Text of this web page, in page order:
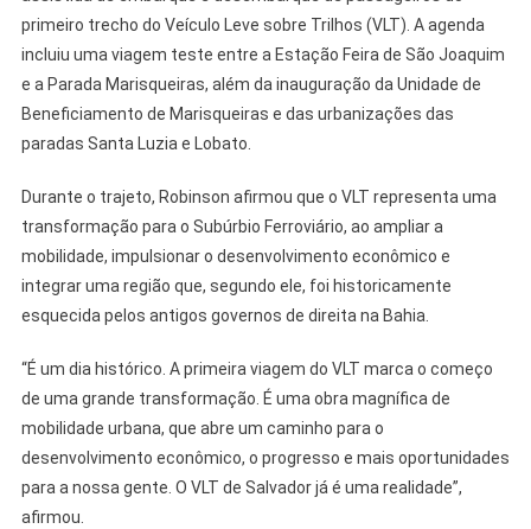
primeiro trecho do Veículo Leve sobre Trilhos (VLT). A agenda
incluiu uma viagem teste entre a Estação Feira de São Joaquim
e a Parada Marisqueiras, além da inauguração da Unidade de
Beneficiamento de Marisqueiras e das urbanizações das
paradas Santa Luzia e Lobato.
Durante o trajeto, Robinson afirmou que o VLT representa uma
transformação para o Subúrbio Ferroviário, ao ampliar a
mobilidade, impulsionar o desenvolvimento econômico e
integrar uma região que, segundo ele, foi historicamente
esquecida pelos antigos governos de direita na Bahia.
“É um dia histórico. A primeira viagem do VLT marca o começo
de uma grande transformação. É uma obra magnífica de
mobilidade urbana, que abre um caminho para o
desenvolvimento econômico, o progresso e mais oportunidades
para a nossa gente. O VLT de Salvador já é uma realidade”,
afirmou.